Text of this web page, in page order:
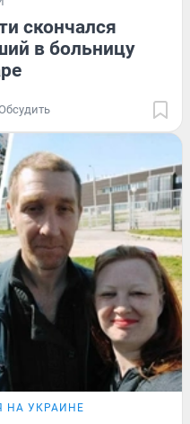
скончался
в больницу
НА УКРАИНЕ